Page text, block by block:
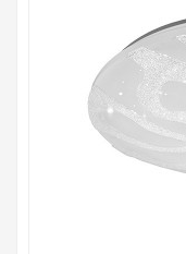
время, выбирать
покупать то, что
Брак – это
выявлен, то
соответствии с
защите прав
тратить много
Правила,